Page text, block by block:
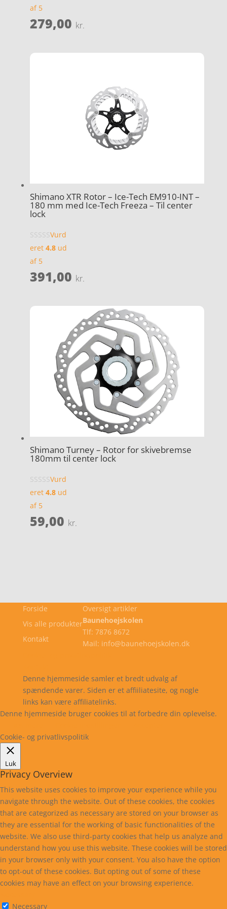
af 5
279,00 kr.
Shimano XTR Rotor – Ice-Tech EM910-INT –
180 mm med Ice-Tech Freeza – Til center
lock
Vurd
eret 4.8ud
af 5
391,00 kr.
Shimano Turney – Rotor for skivebremse
180mm til center lock
Vurd
eret 4.8ud
af 5
59,00 kr.
Forside
Vis alle produkter
Kontakt
Oversigt artikler
Baunehoejskolen
Tlf: 7876 8672
Mail: info@baunehoejskolen.dk
Denne hjemmeside samler et bredt udvalg af
spændende varer. Siden er et affiiliatesite, og nogle
links kan være affiliatelinks.
Denne hjemmeside bruger cookies til at forbedre din oplevelse.
Cookie- og privatlivspolitik
Luk
Privacy Overview
This website uses cookies to improve your experience while you
navigate through the website. Out of these cookies, the cookies
that are categorized as necessary are stored on your browser as
they are essential for the working of basic functionalities of the
website. We also use third-party cookies that help us analyze and
understand how you use this website. These cookies will be stored
in your browser only with your consent. You also have the option
to opt-out of these cookies. But opting out of some of these
cookies may have an effect on your browsing experience.
Necessary